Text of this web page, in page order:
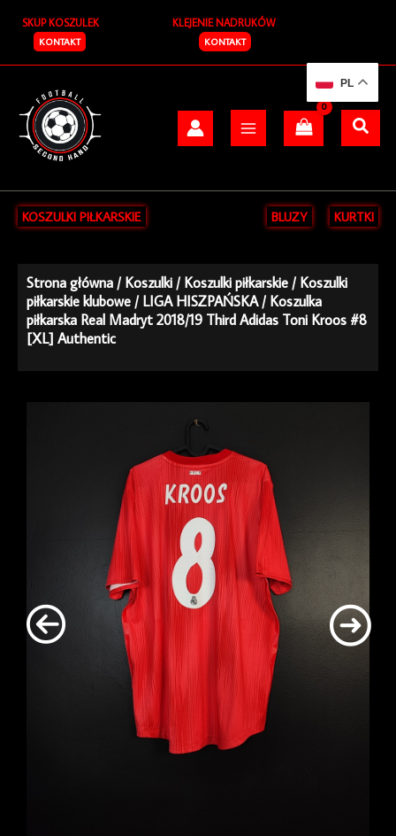
treści
SKUP KOSZULEK
KONTAKT
KLEJENIE NADRUKÓW
KONTAKT
KOSZULKI PIŁKARSKIE BLUZY KURTKI
Strona główna /Koszulki /Koszulki piłkarskie /Koszulki
piłkarskie klubowe /LIGA HISZPAŃSKA/ Koszulka
piłkarska Real Madryt 2018/19 Third Adidas Toni Kroos #8
[XL] Authentic
PL